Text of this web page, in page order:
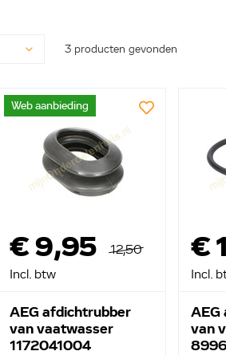
3 producten gevonden
Web aanbieding
€ 9,95
12,50
Incl. btw
AEG afdichtrubber
van vaatwasser
1172041004
€
Incl.
AEG
van